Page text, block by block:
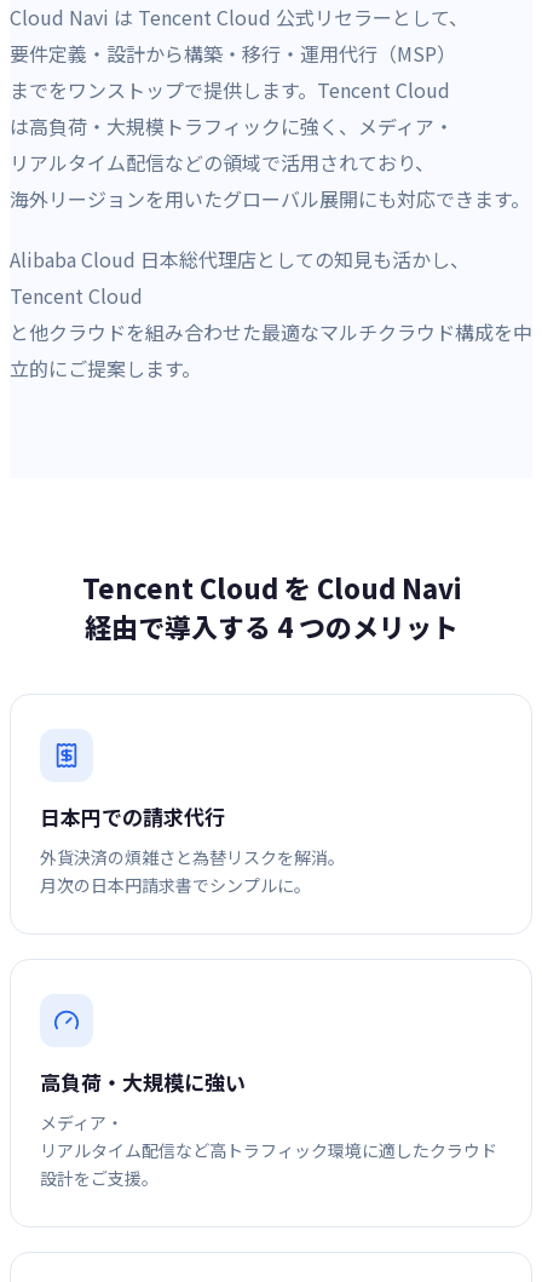
Cloud Navi は Tencent Cloud 公式リセラーとして、
要件定義・設計から構築・移行・運用代行（MSP）
までをワンストップで提供します。Tencent Cloud
は高負荷・大規模トラフィックに強く、メディア・
リアルタイム配信などの領域で活用されており、
海外リージョンを用いたグローバル展開にも対応できます。
Alibaba Cloud 日本総代理店としての知見も活かし、
Tencent Cloud
と他クラウドを組み合わせた最適なマルチクラウド構成を中
立的にご提案します。
Tencent Cloud を Cloud Navi
経由で導入する 4 つのメリット
日本円での請求代行
外貨決済の煩雑さと為替リスクを解消。
月次の日本円請求書でシンプルに。
高負荷・大規模に強い
メディア・
リアルタイム配信など高トラフィック環境に適したクラウド
設計をご支援。